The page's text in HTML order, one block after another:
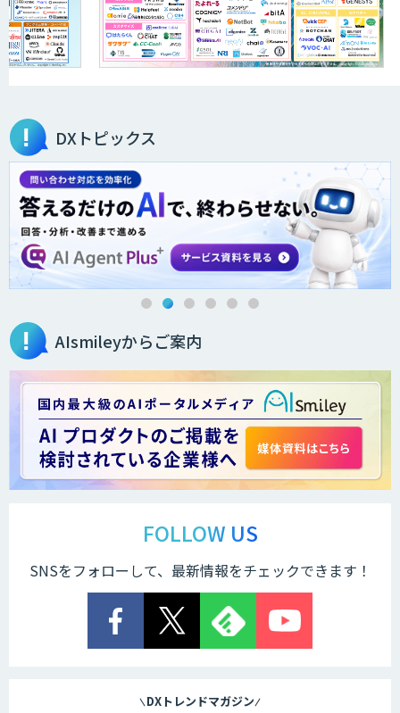
ELYZA Works with KDDI
医療文書作成を効率化する生成
AI「OPTiM AI ホスピタル」
オーダーメイドAI人材育成研修
Brain Plus for Sales
データ分析/AI開発/コンサルティング
STORM Platform
DXトピックス
AIsmileyからご案内
FOLLOW US
SNSをフォローして、最新情報をチェックできます！
DXトレンドマガジン